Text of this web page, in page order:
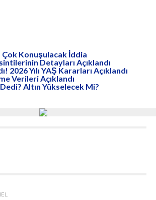
Çok Konuşulacak İddia
Detayları Açıklandı
2026 Yılı YAŞ Kararları Açıklandı
Verileri Açıklandı
Altın Yükselecek Mi?